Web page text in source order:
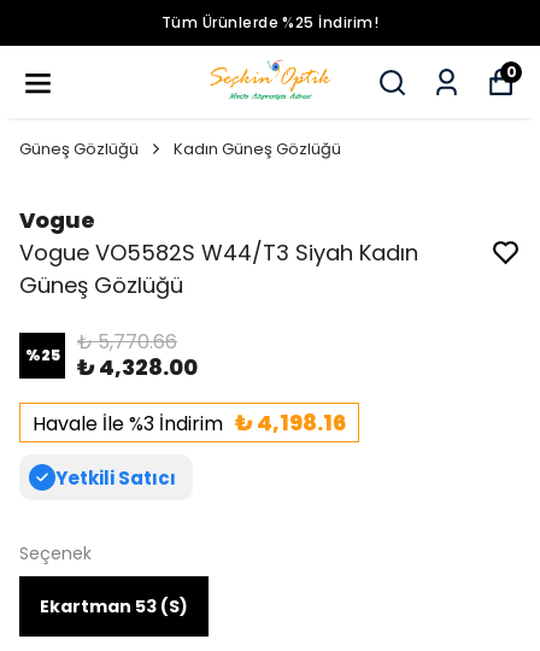
Tüm Ürünlerde %25 İndirim!
0
Güneş Gözlüğü Kadın Güneş Gözlüğü
Vogue
Vogue VO5582S W44/T3 Siyah Kadın
Güneş Gözlüğü
%25 ₺ 5,770.66
₺ 4,328.00
Havale İle %3 İndirim ₺ 4,198.16
Yetkili Satıcı
Seçenek
Ekartman 53 (S)